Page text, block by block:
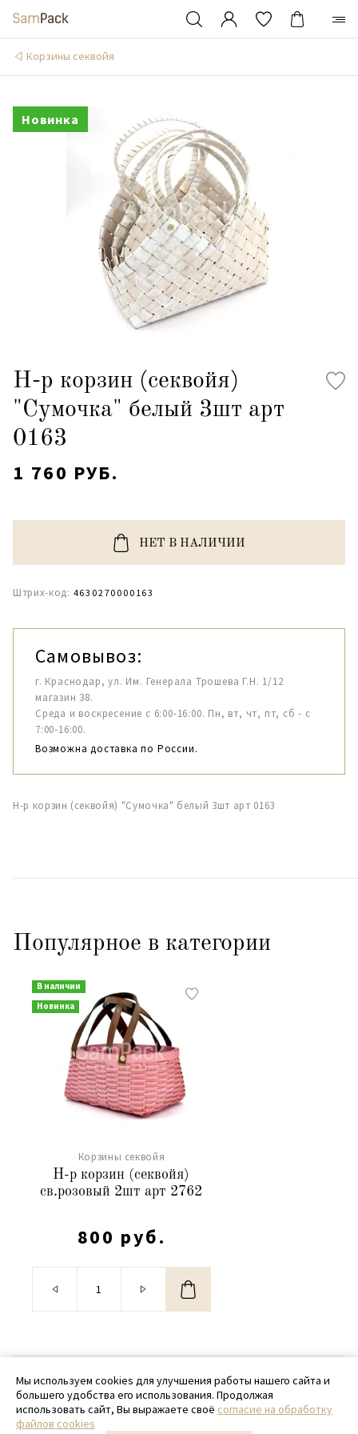
Корзины секвойя
Новинка
Н-р корзин (секвойя)
"Сумочка" белый 3шт арт
0163
1 760 РУБ.
НЕТ В НАЛИЧИИ
Штрих-код: 4630270000163
Самовывоз:
г. Краснодар, ул. Им. Генерала Трошева Г.Н. 1/12
магазин 38.
Среда и воскресение с 6:00-16:00. Пн, вт, чт, пт, сб - с
7:00-16:00.
Возможна доставка по России.
Н-р корзин (секвойя) "Сумочка" белый 3шт арт 0163
Популярное в категории
В наличии
Новинка
Корзины секвойя
Н-р корзин (секвойя)
св.розовый 2шт арт 2762
800 руб.
© 2020 - 2026 SamPack
+ 7 (918) 699-97-87
zakaz@sampack.store
Мы используем cookies для улучшения работы нашего сайта и
большего удобства его использования. Продолжая
использовать сайт, Вы выражаете своё согласие на обработку
файлов cookies